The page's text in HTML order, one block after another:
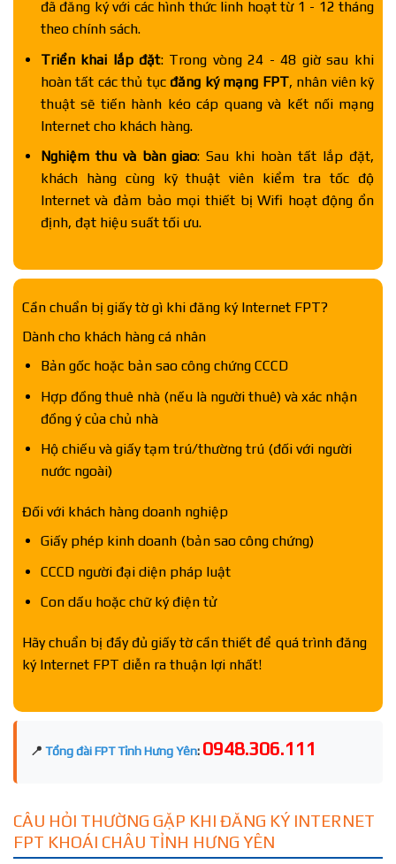
đã đăng ký với các hình thức linh hoạt từ 1 - 12 tháng
theo chính sách.
Triển khai lắp đặt: Trong vòng 24 - 48 giờ sau khi
hoàn tất các thủ tục đăng ký mạng FPT, nhân viên kỹ
thuật sẽ tiến hành kéo cáp quang và kết nối mạng
Internet cho khách hàng.
Nghiệm thu và bàn giao: Sau khi hoàn tất lắp đặt,
khách hàng cùng kỹ thuật viên kiểm tra tốc độ
Internet và đảm bảo mọi thiết bị Wifi hoạt động ổn
định, đạt hiệu suất tối ưu.
Cần chuẩn bị giấy tờ gì khi đăng ký Internet FPT?
Dành cho khách hàng cá nhân
Bản gốc hoặc bản sao công chứng CCCD
Hợp đồng thuê nhà (nếu là người thuê) và xác nhận
đồng ý của chủ nhà
Hộ chiếu và giấy tạm trú/thường trú (đối với người
nước ngoài)
Đối với khách hàng doanh nghiệp
Giấy phép kinh doanh (bản sao công chứng)
CCCD người đại diện pháp luật
Con dấu hoặc chữ ký điện tử
Hãy chuẩn bị đầy đủ giấy tờ cần thiết để quá trình đăng
ký Internet FPT diễn ra thuận lợi nhất!
📍 Tổng đài FPT Tỉnh Hưng Yên: 0948.306.111
CÂU HỎI THƯỜNG GẶP KHI ĐĂNG KÝ INTERNET
FPT KHOÁI CHÂU TỈNH HƯNG YÊN